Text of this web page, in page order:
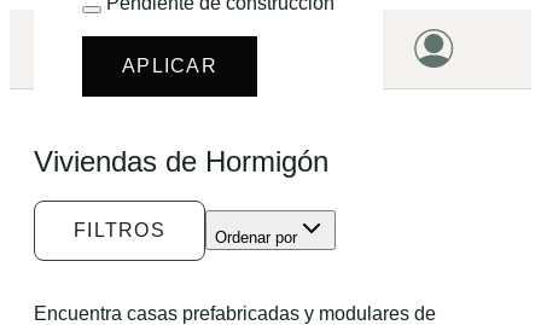
PROYECTOS
Viviendas de Hormigón
FILTROS Ordenar por
Encuentra casas prefabricadas y modulares de
APLICAR